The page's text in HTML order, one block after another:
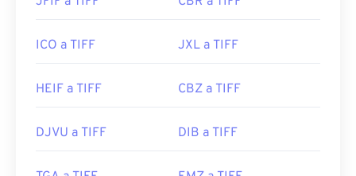
ICO a TIFF JXL a TIFF
HEIF a TIFF CBZ a TIFF
DJVU a TIFF DIB a TIFF